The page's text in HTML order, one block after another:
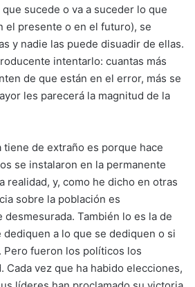
sucede o va a suceder lo que
el presente o en el futuro), se
y nadie las puede disuadir de ellas.
intentarlo: cuantas más
de que están en el error, más se
les parecerá la magnitud de la
tiene de extraño es porque hace
se instalaron en la permanente
realidad, y, como he dicho en otras
sobre la población es
También lo es la de
dediquen a lo que se dediquen o si
Pero fueron los políticos los
Cada vez que ha habido elecciones,